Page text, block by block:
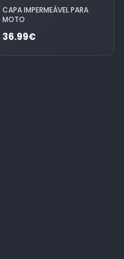
CAPA IMPERMEÁVEL PARA
MOTO
36.99€